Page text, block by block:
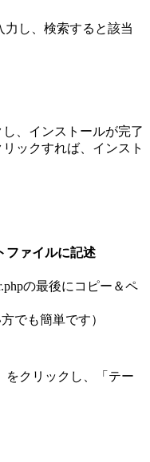
力し、検索すると該当
、インストールが完了
ックすれば、インスト
ファイルに記述
の最後にコピー＆ペ
でも簡単です）
をクリックし、「テー